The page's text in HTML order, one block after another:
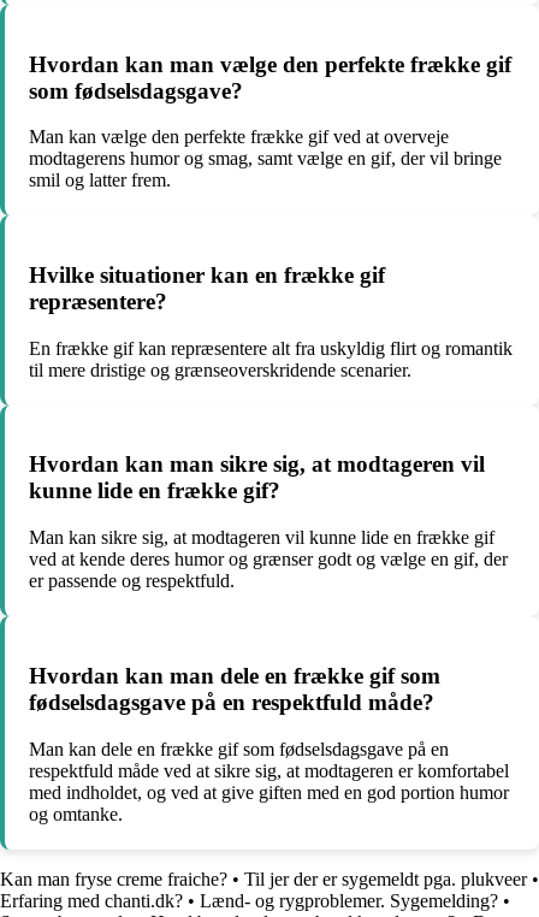
Hvordan kan man vælge den perfekte frække gif
som fødselsdagsgave?
Man kan vælge den perfekte frække gif ved at overveje
modtagerens humor og smag, samt vælge en gif, der vil bringe
smil og latter frem.
Hvilke situationer kan en frække gif
repræsentere?
En frække gif kan repræsentere alt fra uskyldig flirt og romantik
til mere dristige og grænseoverskridende scenarier.
Hvordan kan man sikre sig, at modtageren vil
kunne lide en frække gif?
Man kan sikre sig, at modtageren vil kunne lide en frække gif
ved at kende deres humor og grænser godt og vælge en gif, der
er passende og respektfuld.
Hvordan kan man dele en frække gif som
fødselsdagsgave på en respektfuld måde?
Man kan dele en frække gif som fødselsdagsgave på en
respektfuld måde ved at sikre sig, at modtageren er komfortabel
med indholdet, og ved at give giften med en god portion humor
og omtanke.
Kan man fryse creme fraiche? • Til jer der er sygemeldt pga. plukveer•
Erfaring med chanti.dk? • Lænd- og rygproblemer. Sygemelding? •